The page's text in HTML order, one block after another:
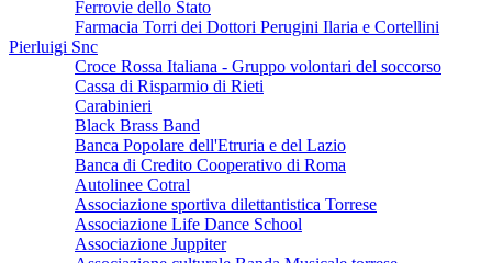
Ferrovie dello Stato
Farmacia Torri dei Dottori Perugini Ilaria e Cortellini
Pierluigi Snc
Croce Rossa Italiana - Gruppo volontari del soccorso
Cassa di Risparmio di Rieti
Carabinieri
Black Brass Band
Banca Popolare dell'Etruria e del Lazio
Banca di Credito Cooperativo di Roma
Autolinee Cotral
Associazione sportiva dilettantistica Torrese
Associazione Life Dance School
Associazione Juppiter